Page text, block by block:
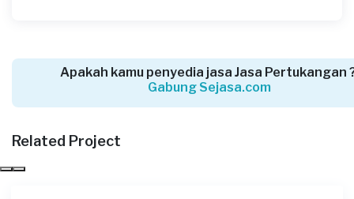
Pertukangan
Sekitar 22 jam yang lalu
Bogor Kabupaten, Jawa Barat
Apakah kamu penyedia jasa Jasa Pertukangan
Gabung Sejasa.com
Related Project